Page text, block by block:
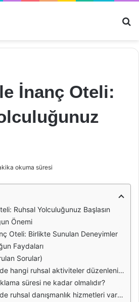
İnanç Oteli:
okuma süresi
Ruhsal Yolculuğunuz Başlasın
Önemi
Oteli: Birlikte Sunulan Deneyimler
Faydaları
Sorular)
hangi ruhsal aktiviteler düzenleniyor?
süresi ne kadar olmalıdır?
ruhsal danışmanlık hizmetleri var mı?